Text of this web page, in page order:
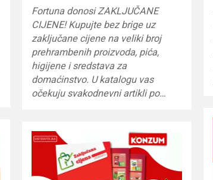
Fortuna donosi ZAKLJUČANE
CIJENE! Kupujte bez brige uz
zaključane cijene na veliki broj
prehrambenih proizvoda, pića,
higijene i sredstava za
domaćinstvo. U katalogu vas
očekuju svakodnevni artikli po…